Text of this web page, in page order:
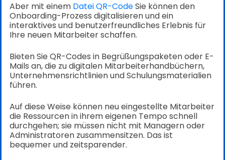
Aber mit einem Datei QR-CodeSie können den
Onboarding-Prozess digitalisieren und ein
interaktives und benutzerfreundliches Erlebnis für
Ihre neuen Mitarbeiter schaffen.
Bieten Sie QR-Codes in Begrüßungspaketen oder E-
Mails an, die zu digitalen Mitarbeiterhandbüchern,
Unternehmensrichtlinien und Schulungsmaterialien
führen.
Auf diese Weise können neu eingestellte Mitarbeiter
die Ressourcen in ihrem eigenen Tempo schnell
durchgehen; sie müssen nicht mit Managern oder
Administratoren zusammensitzen. Das ist
bequemer und zeitsparender.